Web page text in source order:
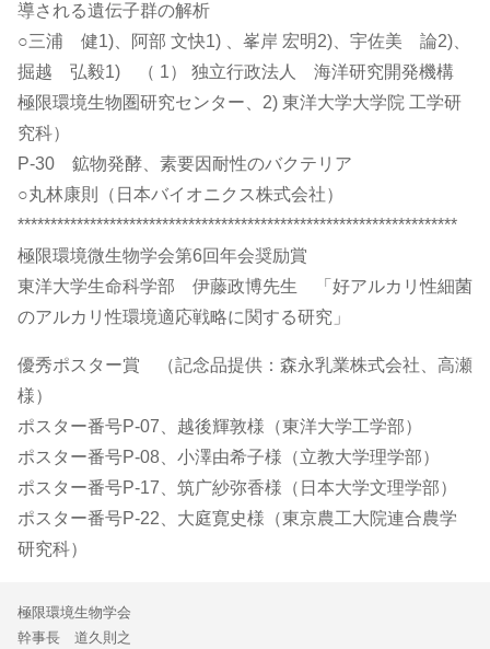
導される遺伝子群の解析
○三浦 健1)、阿部 文快1) 、峯岸 宏明2)、宇佐美 論2)、
掘越 弘毅1) （ 1） 独立行政法人 海洋研究開発機構
極限環境生物圏研究センター、2) 東洋大学大学院 工学研
究科）
P-30 鉱物発酵、素要因耐性のバクテリア
○丸林康則（日本バイオニクス株式会社）
*******************************************************************
極限環境微生物学会第6回年会奨励賞
東洋大学生命科学部 伊藤政博先生 「好アルカリ性細菌
のアルカリ性環境適応戦略に関する研究」
優秀ポスター賞 （記念品提供：森永乳業株式会社、高瀬
様）
ポスター番号P-07、越後輝敦様（東洋大学工学部）
ポスター番号P-08、小澤由希子様（立教大学理学部）
ポスター番号P-17、筑广紗弥香様（日本大学文理学部）
ポスター番号P-22、大庭寛史様（東京農工大院連合農学
研究科）
極限環境生物学会
幹事長 道久則之